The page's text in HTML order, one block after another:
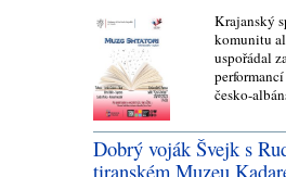
Krajanský
komunitu
uspořádal
česko-
Dobrý voják Švejk s
tiranském Muzeu